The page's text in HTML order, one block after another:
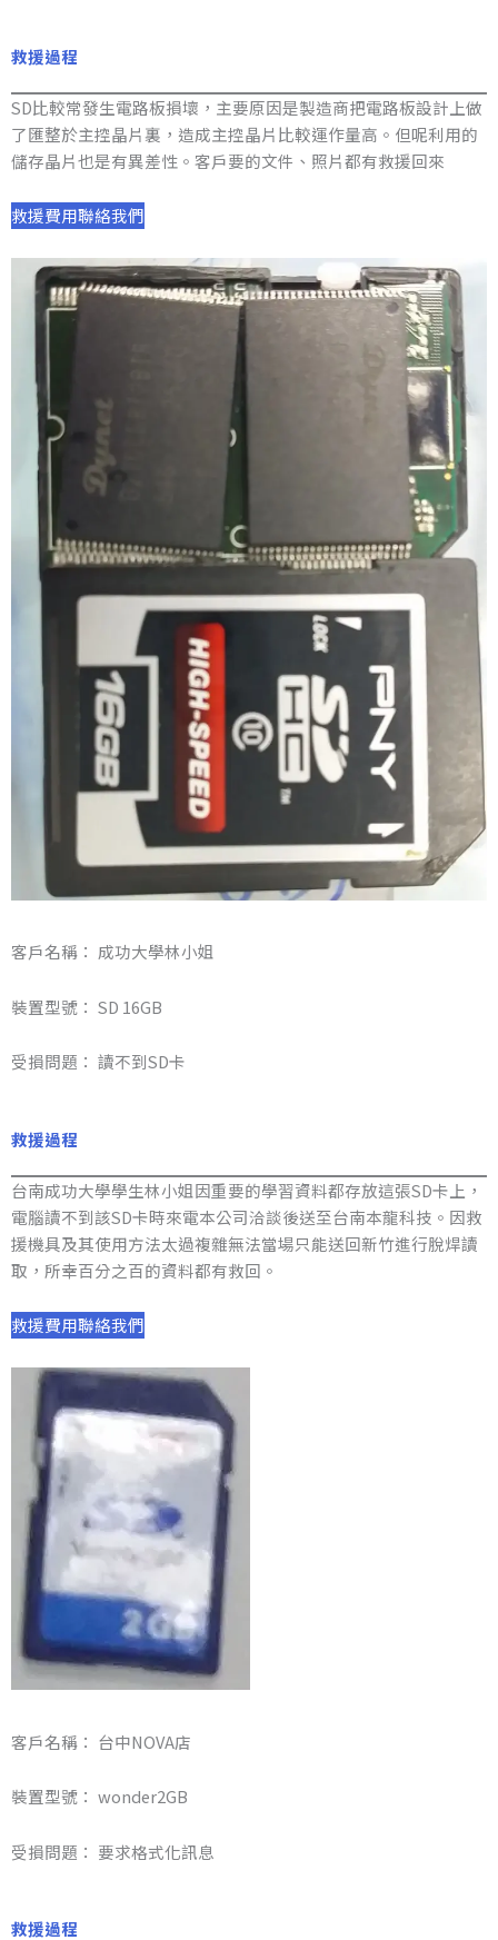
救援過程
SD比較常發生電路板損壞，主要原因是製造商把電路板設計上做
了匯整於主控晶片裏，造成主控晶片比較運作量高。但呢利用的
儲存晶片也是有異差性。客戶要的文件、照片都有救援回來
救援費用聯絡我們
客戶名稱： 成功大學林小姐
裝置型號： SD 16GB
受損問題： 讀不到SD卡
救援過程
台南成功大學學生林小姐因重要的學習資料都存放這張SD卡上，
電腦讀不到該SD卡時來電本公司洽談後送至台南本龍科技。因救
援機具及其使用方法太過複雜無法當場只能送回新竹進行脫焊讀
取，所幸百分之百的資料都有救回。
救援費用聯絡我們
客戶名稱： 台中NOVA店
裝置型號： wonder2GB
受損問題： 要求格式化訊息
救援過程